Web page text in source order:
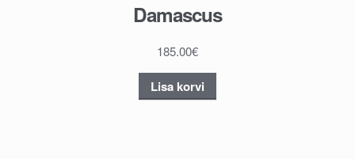
Damascus
185.00€
Lisa korvi